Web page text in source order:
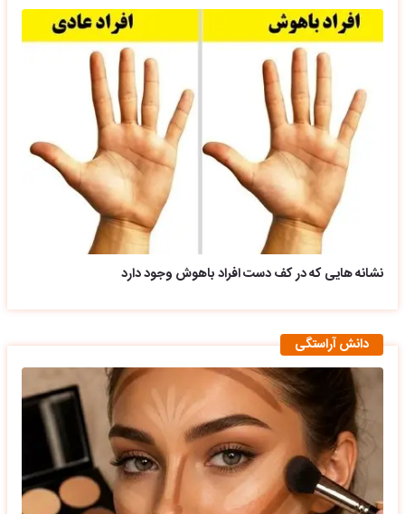
نشانه هایی که در کف دست افراد باهوش وجود دارد
دانش آراستگی